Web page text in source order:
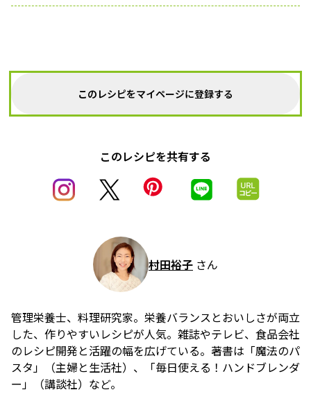
このレシピをマイページに登録する
このレシピを共有する
村田裕子 さん
管理栄養士、料理研究家。栄養バランスとおいしさが両立
した、作りやすいレシピが人気。雑誌やテレビ、食品会社
のレシピ開発と活躍の幅を広げている。著書は「魔法のパ
スタ」（主婦と生活社）、「毎日使える！ハンドブレンダ
ー」（講談社）など。